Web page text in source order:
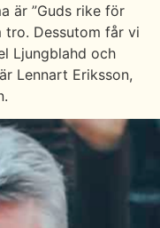
är ”Guds rike för
tro. Dessutom får vi
Ljungblahd och
Lennart Eriksson,